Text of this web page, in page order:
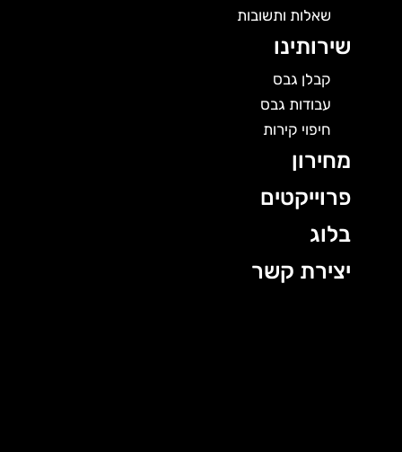
שאלות ותשובות
שירותינו
קבלן גבס
עבודות גבס
חיפוי קירות
מחירון
פרוייקטים
בלוג
יצירת קשר